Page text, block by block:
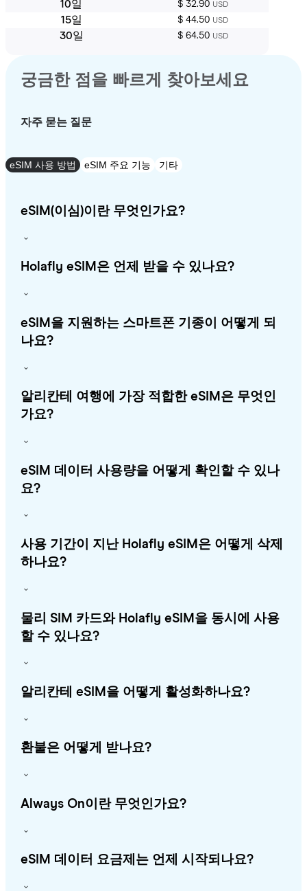
10일 $ 32.90 USD
15일 $ 44.50 USD
30일 $ 64.50 USD
궁금한 점을 빠르게 찾아보세요
자주 묻는 질문
eSIM 사용 방법 eSIM 주요 기능 기타
eSIM(이심)이란 무엇인가요?
Holafly eSIM은 언제 받을 수 있나요?
eSIM을 지원하는 스마트폰 기종이 어떻게 되
나요?
알리칸테 여행에 가장 적합한 eSIM은 무엇인
가요?
eSIM 데이터 사용량을 어떻게 확인할 수 있나
요?
사용 기간이 지난 Holafly eSIM은 어떻게 삭제
하나요?
물리 SIM 카드와 Holafly eSIM을 동시에 사용
할 수 있나요?
알리칸테 eSIM을 어떻게 활성화하나요?
환불은 어떻게 받나요?
Always On이란 무엇인가요?
eSIM 데이터 요금제는 언제 시작되나요?